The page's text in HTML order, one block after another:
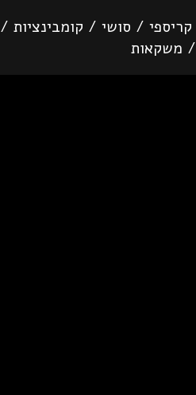
קריספי/ סושי/ קומבינציות/
/ משקאות